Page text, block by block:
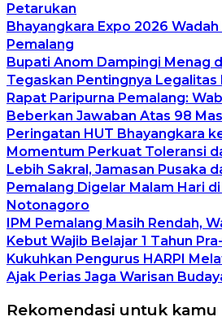
Petarukan
Bhayangkara Expo 2026 Wadah
Pemalang
Bupati Anom Dampingi Menag
Tegaskan Pentingnya Legalitas
Rapat Paripurna Pemalang:
Beberkan Jawaban Atas 98
Peringatan HUT Bhayangkara
Momentum Perkuat Toleransi
Lebih Sakral, Jamasan Pusaka
Pemalang Digelar Malam Hari
Notonagoro
IPM Pemalang Masih Rendah,
Kebut Wajib Belajar 1 Tahun
Kukuhkan Pengurus HARPI
Ajak Perias Jaga Warisan
Rekomendasi untuk kamu